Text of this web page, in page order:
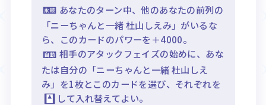
あなたのターン中、他のあなたの前列の
「ニーちゃんと一緒 杜山しえみ」がいるな
ら、このカードのパワーを＋4000。
相手のアタックフェイズの始めに、あな
たは自分の「ニーちゃんと一緒 杜山しえ
み」を1枚とこのカードを選び、それぞれを
して入れ替えてよい。